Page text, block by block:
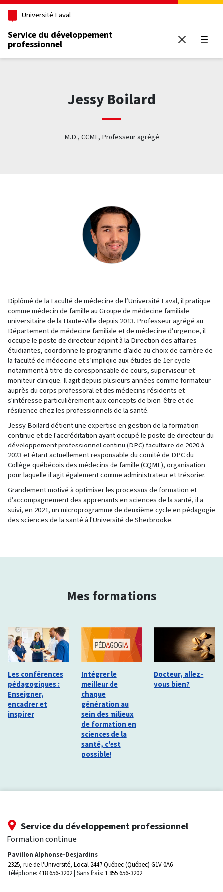
Aller au contenu principal
Université Laval
Service du développement
professionnel
Jessy Boilard
M.D., CCMF, Professeur agrégé
Diplômé de la Faculté de médecine de l’Université Laval, il pratique
comme médecin de famille au Groupe de médecine familiale
universitaire de la Haute-Ville depuis 2013. Professeur agrégé au
Département de médecine familiale et de médecine d’urgence, il
occupe le poste de directeur adjoint à la Direction des affaires
étudiantes, coordonne le programme d’aide au choix de carrière de
la faculté de médecine et s’implique aux études de 1er cycle
notamment à titre de coresponsable de cours, superviseur et
moniteur clinique. Il agit depuis plusieurs années comme formateur
auprès du corps professoral et des médecins résidents et
s'intéresse particulièrement aux concepts de bien-être et de
résilience chez les professionnels de la santé.
Jessy Boilard détient une expertise en gestion de la formation
continue et de l'accréditation ayant occupé le poste de directeur du
développement professionnel continu (DPC) facultaire de 2020 à
2023 et étant actuellement responsable du comité de DPC du
Collège québécois des médecins de famille (CQMF), organisation
pour laquelle il agit également comme administrateur et trésorier.
Grandement motivé à optimiser les processus de formation et
d’accompagnement des apprenants en sciences de la santé, il a
suivi, en 2021, un microprogramme de deuxième cycle en pédagogie
des sciences de la santé à l'Université de Sherbrooke.
Mes formations
Les conférences
pédagogiques :
Enseigner,
encadrer et
inspirer
Intégrer le
meilleur de
chaque
génération au
sein des milieux
de formation en
sciences de la
santé, c'est
possible!
Docteur, allez-
vous bien?
Service du développement professionnel
Formation continue
Pavillon Alphonse-Desjardins
2325, rue de l'Université, Local 2447Québec (Québec) G1V 0A6
Téléphone: 418 656-3202 Sans frais: 1 855 656-3202